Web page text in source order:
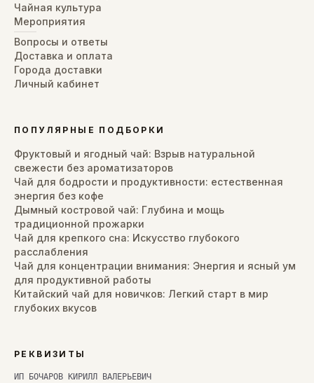
Чайная культура
Мероприятия
Вопросы и ответы
Доставка и оплата
Города доставки
Личный кабинет
ПОПУЛЯРНЫЕ ПОДБОРКИ
Фруктовый и ягодный чай: Взрыв натуральной
свежести без ароматизаторов
Чай для бодрости и продуктивности: естественная
энергия без кофе
Дымный костровой чай: Глубина и мощь
традиционной прожарки
Чай для крепкого сна: Искусство глубокого
расслабления
Чай для концентрации внимания: Энергия и ясный ум
для продуктивной работы
Китайский чай для новичков: Легкий старт в мир
глубоких вкусов
РЕКВИЗИТЫ
ИП БОЧАРОВ КИРИЛЛ ВАЛЕРЬЕВИЧ